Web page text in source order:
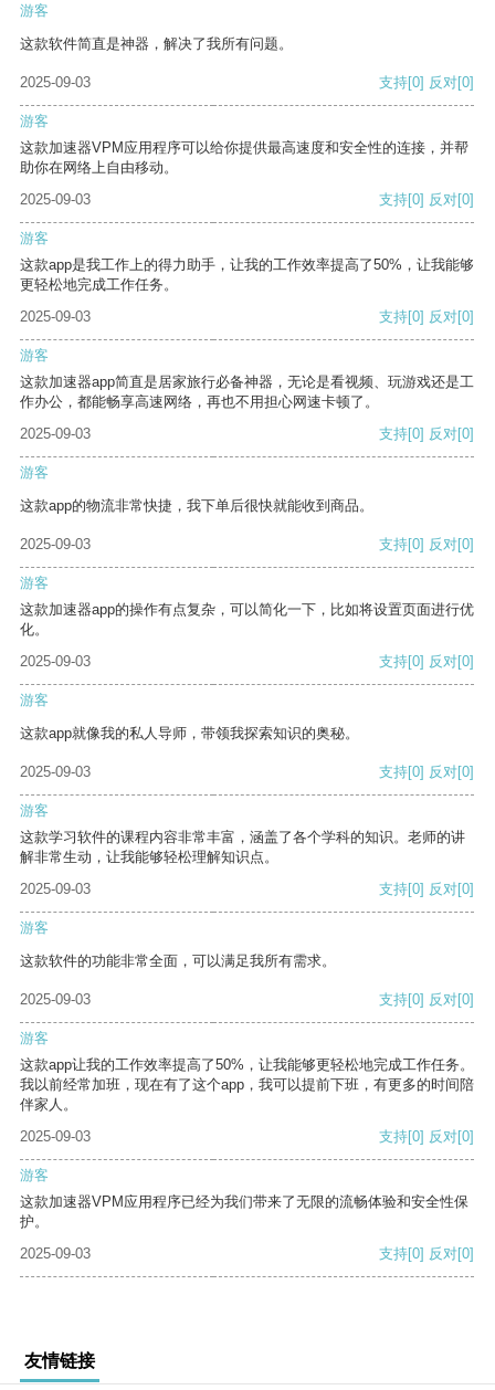
游客
这款软件简直是神器，解决了我所有问题。
2025-09-03 支持[0] 反对[0]
游客
这款加速器VPM应用程序可以给你提供最高速度和安全性的连接，并帮
助你在网络上自由移动。
2025-09-03
支持[0] 反对[0]
游客
这款app是我工作上的得力助手，让我的工作效率提高了50%，让我能够
更轻松地完成工作任务。
2025-09-03
支持[0] 反对[0]
游客
这款加速器app简直是居家旅行必备神器，无论是看视频、玩游戏还是工
作办公，都能畅享高速网络，再也不用担心网速卡顿了。
2025-09-03
支持[0] 反对[0]
游客
这款app的物流非常快捷，我下单后很快就能收到商品。
2025-09-03 支持[0] 反对[0]
游客
这款加速器app的操作有点复杂，可以简化一下，比如将设置页面进行优
化。
2025-09-03
支持[0] 反对[0]
游客
这款app就像我的私人导师，带领我探索知识的奥秘。
2025-09-03 支持[0] 反对[0]
游客
这款学习软件的课程内容非常丰富，涵盖了各个学科的知识。老师的讲
解非常生动，让我能够轻松理解知识点。
2025-09-03
支持[0] 反对[0]
游客
这款软件的功能非常全面，可以满足我所有需求。
2025-09-03 支持[0] 反对[0]
游客
这款app让我的工作效率提高了50%，让我能够更轻松地完成工作任务。
我以前经常加班，现在有了这个app，我可以提前下班，有更多的时间陪
伴家人。
2025-09-03
支持[0] 反对[0]
游客
这款加速器VPM应用程序已经为我们带来了无限的流畅体验和安全性保
护。
2025-09-03
支持[0] 反对[0]
友情链接